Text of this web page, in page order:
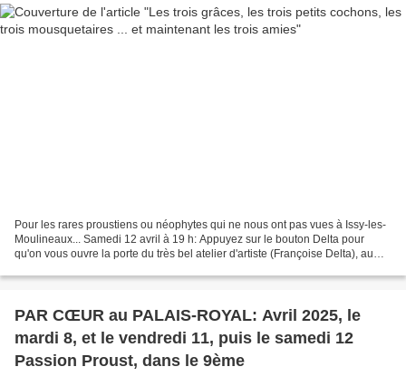
Pour les rares proustiens ou néophytes qui ne nous ont pas vues à Issy-les-
Moulineaux... Samedi 12 avril à 19 h: Appuyez sur le bouton Delta pour
qu'on vous ouvre la porte du très bel atelier d'artiste (Françoise Delta), au
PAR CŒUR au PALAIS-ROYAL: Avril 2025, le
mardi 8, et le vendredi 11, puis le samedi 12
Passion Proust, dans le 9ème